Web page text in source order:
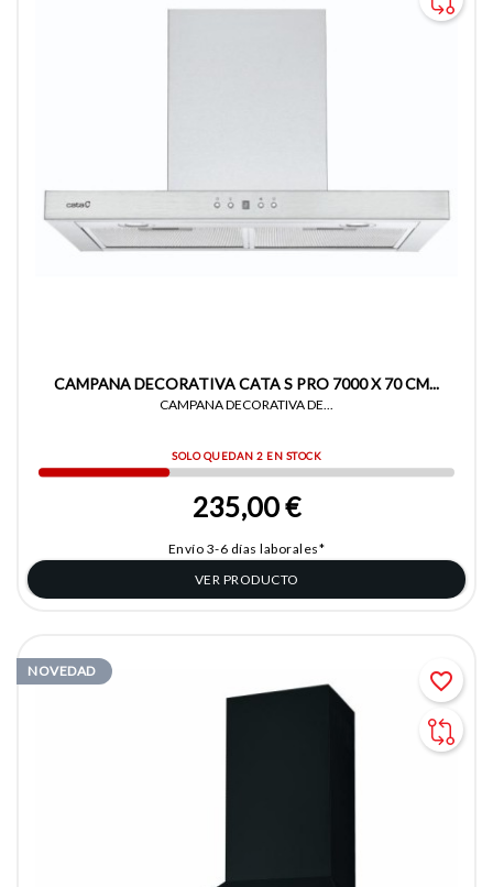
CAMPANA DECORATIVA CATA S PRO 7000 X 70 CM...
CAMPANA DECORATIVA DE...
SOLO QUEDAN 2 EN STOCK
235,00 €
Envío 3-6 días laborales*
VER PRODUCTO
NOVEDAD favorite_border